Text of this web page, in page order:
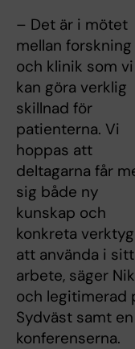
– Det är i mötet
mellan forskning
och klinik som vi
kan göra verklig
skillnad för
patienterna. Vi
hoppas att
deltagarna får
sig både ny
kunskap och
konkreta verktyg
att använda i sitt
arbete, säger
och legitimerad
Sydväst samt
konferenserna.